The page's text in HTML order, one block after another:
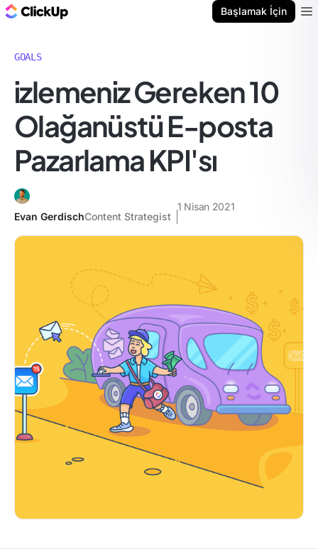
Başlamak İçin
GOALS
i̇zlemeniz Gereken 10
Olağanüstü E-posta
Pazarlama KPI'sı
Evan GerdischContent Strategist
1 Nisan 2021